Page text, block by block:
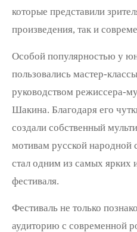
которые представили
произведения, так и
Особой популярностью у
пользовались мастер-
руководством режиссера-
Шакина. Благодаря его
создали собственный
мотивам русской народной
стал одним из самых ярких
фестиваля.
Фестиваль не только
аудиторию с современной